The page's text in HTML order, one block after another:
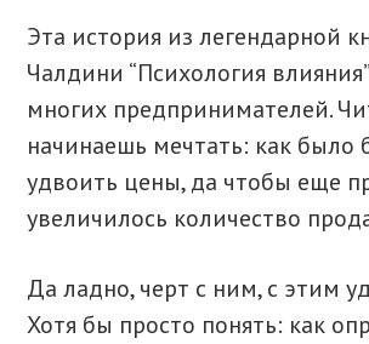
Эта история из легендарной
Чалдини “Психология
многих предпринимателей.
начинаешь мечтать: как было
удвоить цены, да чтобы еще
увеличилось количество
Да ладно, черт с ним, с этим
Хотя бы просто понять: как